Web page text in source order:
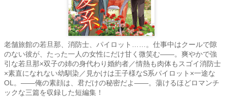
老舗旅館の若旦那、消防士、パイロット……。仕事中はクールで隙
のない彼が、たった一人の女性にだけ甘く微笑む――。爽やかで強
引な若旦那×双子の姉の身代わり婚約者／情熱も肉体もスゴイ消防士
×素直になれない幼馴染／見かけは王子様なS系パイロット×一途な
OL。――俺の素顔は、君だけの秘密だよ――。蕩けるほどロマンチ
ックな三篇を収録した短編集！